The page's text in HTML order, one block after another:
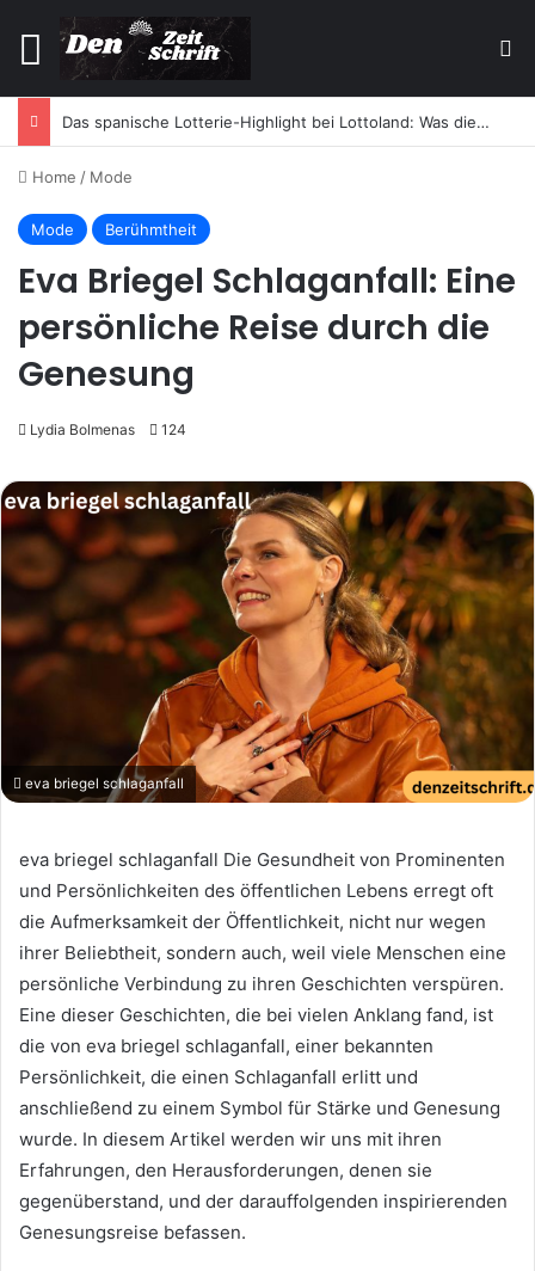
Menu
Das spanische Lotterie-Highlight bei Lottoland: Was die El Gordo Sommerlotterie so besonders macht
Home / Mode
Mode Berühmtheit
Eva Briegel Schlaganfall: Eine
persönliche Reise durch die
Genesung
Lydia Bolmenas 124
eva briegel schlaganfall
eva briegel schlaganfall Die Gesundheit von Prominenten
und Persönlichkeiten des öffentlichen Lebens erregt oft
die Aufmerksamkeit der Öffentlichkeit, nicht nur wegen
ihrer Beliebtheit, sondern auch, weil viele Menschen eine
persönliche Verbindung zu ihren Geschichten verspüren.
Eine dieser Geschichten, die bei vielen Anklang fand, ist
die von eva briegel schlaganfall, einer bekannten
Persönlichkeit, die einen Schlaganfall erlitt und
anschließend zu einem Symbol für Stärke und Genesung
wurde. In diesem Artikel werden wir uns mit ihren
Erfahrungen, den Herausforderungen, denen sie
gegenüberstand, und der darauffolgenden inspirierenden
Genesungsreise befassen.